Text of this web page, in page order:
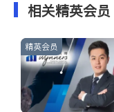
相关精英会员
精英会员